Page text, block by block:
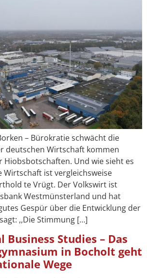
– Bürokratie schwächt die
deutschen Wirtschaft kommen
Und wie sieht es
Wirtschaft ist vergleichsweise
te Vrügt. Der Volkswirt ist
Westmünsterland und hat
Gespür über die Entwicklung der
,,Die Stimmung […]
Studies – Das
in Bocholt geht
Wege